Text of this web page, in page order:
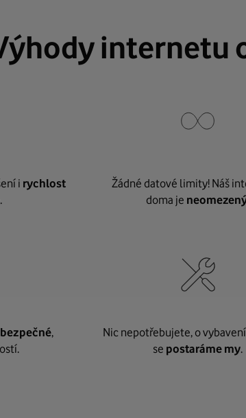
internetu
i rychlost
Žádné datové limity! Náš
doma je
bezpečné,
Nic nepotřebujete, o
se postaráme my.